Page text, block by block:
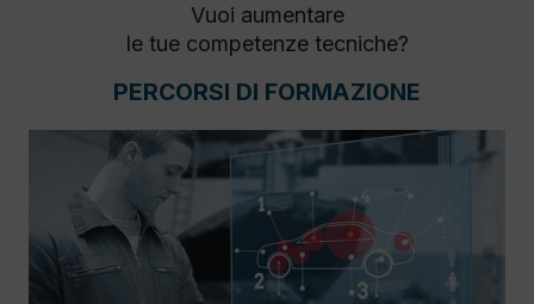
Vuoi aumentare
le tue competenze tecniche?
PERCORSI DI FORMAZIONE